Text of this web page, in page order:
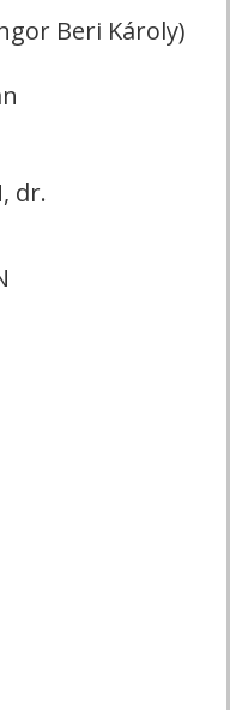
Beri Károly)
dr.